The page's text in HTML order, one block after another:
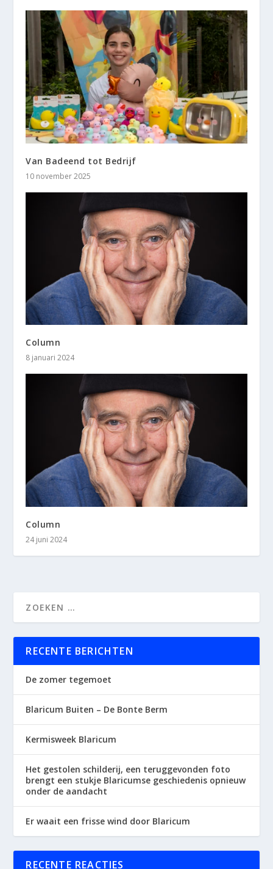
Van Badeend tot Bedrijf
10 november 2025
Column
8 januari 2024
Column
24 juni 2024
RECENTE BERICHTEN
De zomer tegemoet
Blaricum Buiten – De Bonte Berm
Kermisweek Blaricum
Het gestolen schilderij, een teruggevonden foto
brengt een stukje Blaricumse geschiedenis opnieuw
onder de aandacht
Er waait een frisse wind door Blaricum
RECENTE REACTIES